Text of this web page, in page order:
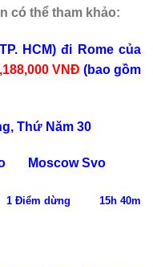
có thể tham khảo:
HCM) đi Rome của
VNĐ (bao gồm
Thứ Năm 30
Moscow Svo
dừng 15h 40m